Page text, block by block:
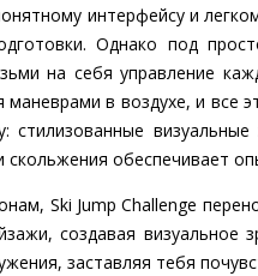
интерфейсу и
Однако под
на себя управление
маневрами в воздухе, и
стилизованные
скольжения обеспечивает
Ski Jump Challenge
создавая
заставляя тебя